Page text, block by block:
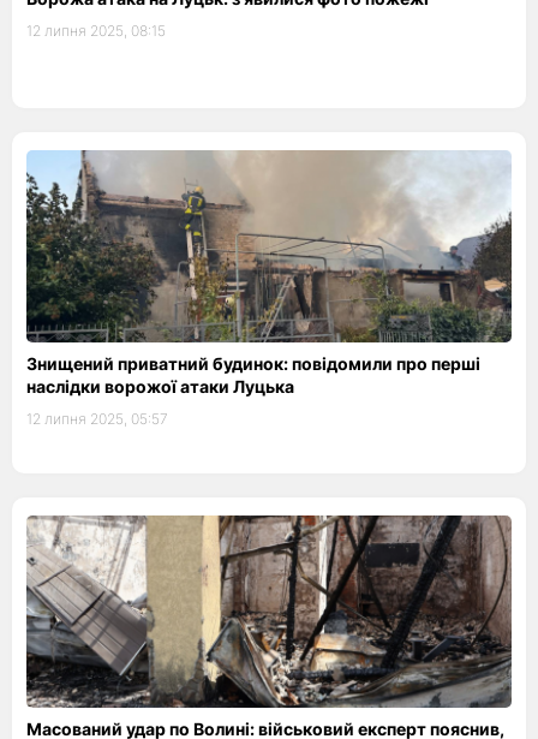
12 липня 2025, 08:15
Знищений приватний будинок: повідомили про перші
наслідки ворожої атаки Луцька
12 липня 2025, 05:57
Масований удар по Волині: військовий експерт пояснив,